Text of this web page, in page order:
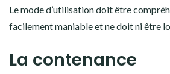
Le mode d’utilisation doit être
facilement maniable et ne doit ni être
La contenance